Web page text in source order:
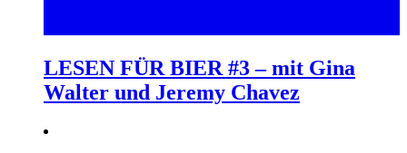
LESEN FÜR BIER #3 – mit Gina
Walter und Jeremy Chavez